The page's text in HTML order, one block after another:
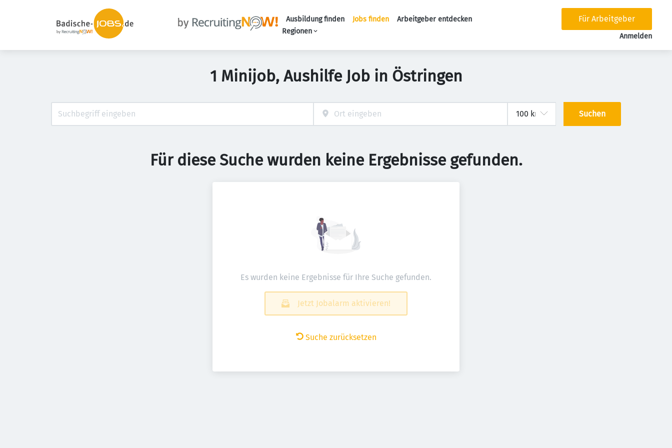
Ausbildung finden Jobs finden
Arbeitgeber entdecken
Regionen
Für Arbeitgeber
Anmelden
1 Minijob, Aushilfe Job in Östringen
Suchen
Für diese Suche wurden keine Ergebnisse gefunden.
Es wurden keine Ergebnisse für Ihre Suche gefunden.
Jetzt Jobalarm aktivieren!
Suche zurücksetzen